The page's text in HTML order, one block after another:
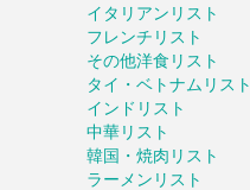
イタリアンリスト
フレンチリスト
その他洋食リスト
タイ・ベトナムリスト
インドリスト
中華リスト
韓国・焼肉リスト
ラーメンリスト